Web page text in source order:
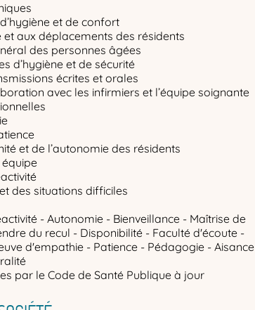
et de confort
et aux déplacements des résidents
des personnes âgées
d’hygiène et de sécurité
écrites et orales
avec les infirmiers et l’équipe soignante
et de l’autonomie des résidents
équipe
des situations difficiles
- Autonomie - Bienveillance - Maîtrise de
du recul - Disponibilité - Faculté d'écoute -
d'empathie - Patience - Pédagogie - Aisance
par le Code de Santé Publique à jour